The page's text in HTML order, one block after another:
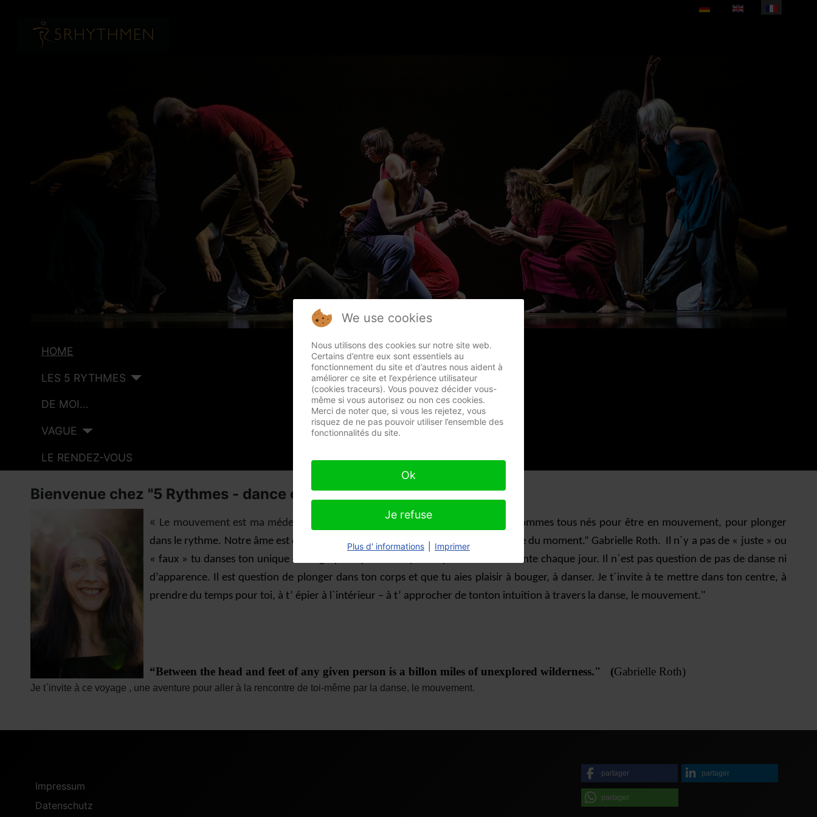
Sélectionnez votre langue
HOME
LES 5 RYTHMES
DE MOI...
VAGUE
LE RENDEZ-VOUS
Bienvenue chez "5 Rythmes - dance of life" avec Anouk
« Le mouvement est ma médecine, ma méditation, mon entraînement.
Nous sommes tous nés pour être en mouvement, pour plonger
dans le rythme. Notre âme est danseur, sans effort, sans jugement, juste l'énergie du moment.“ Gabrielle Roth. Il n´y a pas de « juste » ou
« faux » tu danses ton unique chorégraphie qui est unique et qui va être différente chaque jour. Il n`est pas question de pas de danse ni
d’apparence. Il est question de plonger dans ton corps et que tu aies plaisir à bouger, à danser. Je t´invite à te mettre dans ton centre, à
prendre du temps pour toi, à t’ épier à l`intérieur – à t’ approcher de tonton intuition à travers la danse, le mouvement."
“Between the head and feet of any given person is a billon miles of unexplored wilderness." (Gabrielle Roth)
Je t`invite à ce voyage , une aventure pour aller à la rencontre de toi-même par la danse, le mouvement.
Impressum
Datenschutz
partager partager
partager
We use cookies
Nous utilisons des cookies sur notre site web.
Certains d’entre eux sont essentiels au
fonctionnement du site et d’autres nous aident à
améliorer ce site et l’expérience utilisateur
(cookies traceurs). Vous pouvez décider vous-
même si vous autorisez ou non ces cookies.
Merci de noter que, si vous les rejetez, vous
risquez de ne pas pouvoir utiliser l’ensemble des
fonctionnalités du site.
Ok
Je refuse
Plus d' informations Imprimer